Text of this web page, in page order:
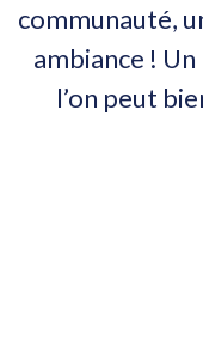
communauté,
ambiance !
l’on peut